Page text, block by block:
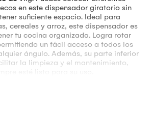
en este dispensador giratorio sin
suficiente espacio. Ideal para
cereales y arroz, este dispensador es
tu cocina organizada. Logra rotar
un fácil acceso a todos los
ángulo. Además, su parte inferior
la limpieza y el mantenimiento,
Producto sujeto a stock de